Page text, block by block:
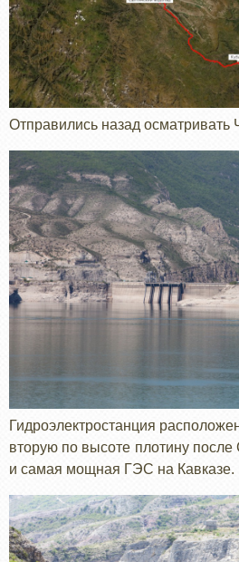
Отправились назад осматривать
Гидроэлектростанция
вторую по высоте плотину
и самая мощная ГЭС на Кавказе.